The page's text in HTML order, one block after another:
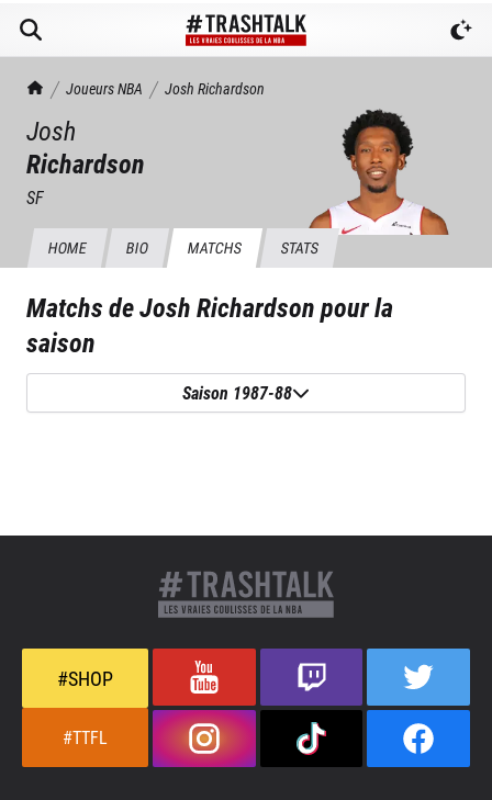
TrashTalk Actu NBA
Joueurs NBA Josh Richardson
Josh
Richardson
SF
HOME BIO MATCHS STATS
Matchs deJosh Richardsonpour la
saison
Saison 1987-88
#SHOP
#TTFL